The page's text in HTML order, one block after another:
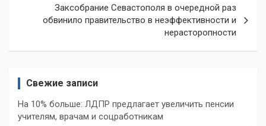
Заксобрание Севастополя в очередной раз
обвинило правительство в неэффективности и
нерасторопности
Свежие записи
На 10% больше: ЛДПР предлагает увеличить пенсии
учителям, врачам и соцработникам